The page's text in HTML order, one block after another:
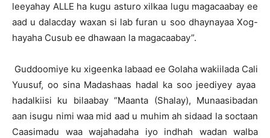
leeyahay ALLE ha kugu asturo xilkaa lugu magacaabay ee
aad u dalacday waxan si lab furan u soo dhaynayaa Xog-
hayaha Cusub ee dhawaan la magacaabay”.
Guddoomiye ku xigeenka labaad ee Golaha wakiilada Cali
Yuusuf, oo sina Madashaas hadal ka soo jeediyey ayaa
hadalkiisi ku bilaabay “Maanta (Shalay), Munaasibadan
aan isugu nimi waa mid aad u muhim ah sidaad la soctaan
Caasimadu waa wajahadaha iyo indhah wadan walba